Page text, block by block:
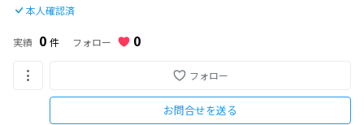
本人確認済
実績 0 件 フォロー 0
フォロー
お問合せを送る